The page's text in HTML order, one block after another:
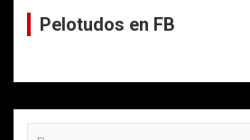
Pelotudos en FB